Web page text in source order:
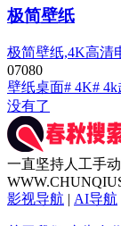
极简壁纸
极简壁纸,4K高清
07080
壁纸桌面# 4K#
没有了
一直坚持人工手
影视导航 | AI导航